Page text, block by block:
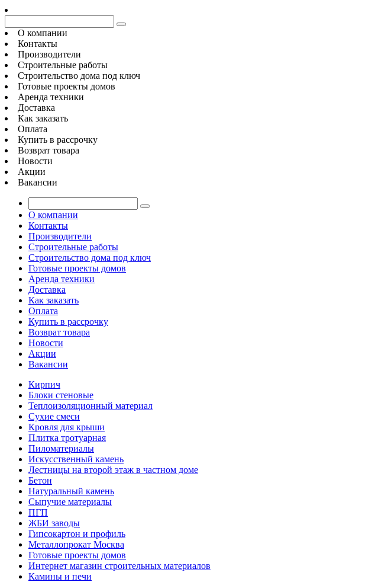
О компании
Контакты
Производители
Строительные работы
Строительство дома под ключ
Готовые проекты домов
Аренда техники
Доставка
Как заказать
Оплата
Купить в рассрочку
Возврат товара
Новости
Акции
Вакансии
О компании
Контакты
Производители
Строительные работы
Строительство дома под ключ
Готовые проекты домов
Аренда техники
Доставка
Как заказать
Оплата
Купить в рассрочку
Возврат товара
Новости
Акции
Вакансии
Кирпич
Блоки стеновые
Теплоизоляционный материал
Сухие смеси
Кровля для крыши
Плитка тротуарная
Пиломатериалы
Искусственный камень
Лестницы на второй этаж в частном доме
Бетон
Натуральный камень
Сыпучие материалы
ПГП
ЖБИ заводы
Гипсокартон и профиль
Металлопрокат Москва
Готовые проекты домов
Интернет магазин строительных материалов
Камины и печи